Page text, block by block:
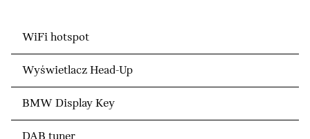
WiFi hotspot
Wyświetlacz Head-Up
BMW Display Key
DAB tuner